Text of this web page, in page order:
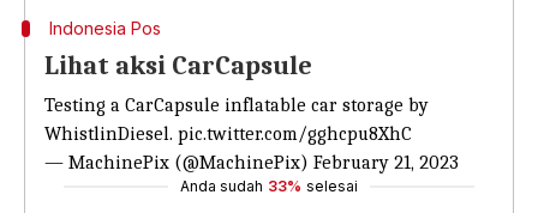
Indonesia Pos
Lihat aksi CarCapsule
Testing a CarCapsule inflatable car storage by
WhistlinDiesel. pic.twitter.com/gghcpu8XhC
— MachinePix (@MachinePix) February 21, 2023
Anda sudah 33% selesai